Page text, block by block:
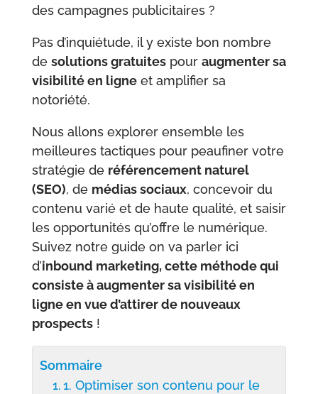
des campagnes publicitaires ?
Pas d’inquiétude, il y existe bon nombre
de solutions gratuitespour augmenter sa
visibilité en ligneet amplifier sa
notoriété.
Nous allons explorer ensemble les
meilleures tactiques pour peaufiner votre
stratégie de référencement naturel
(SEO), de médias sociaux, concevoir du
contenu varié et de haute qualité, et saisir
les opportunités qu’offre le numérique.
Suivez notre guide on va parler ici
d’inbound marketing, cette méthode qui
consiste à augmenter sa visibilité en
ligne en vue d’attirer de nouveaux
prospects!
Sommaire
1. Optimiser son contenu pour le